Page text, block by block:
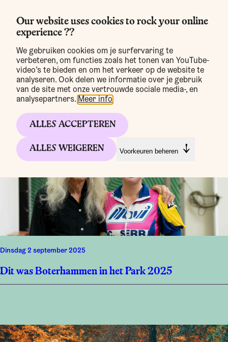
Our website uses cookies to rock your online
experience ??
We gebruiken cookies om je surfervaring te
verbeteren, om functies zoals het tonen van YouTube-
video’s te bieden en om het verkeer op de website te
analyseren. Ook delen we informatie over je gebruik
van de site met onze vertrouwde sociale media-, en
analysepartners. Meer info
ALLES ACCEPTEREN
ALLES WEIGEREN Voorkeuren beheren
Nieuws
dinsdag 2 september 2025
Dit was Boterhammen in het Park 2025